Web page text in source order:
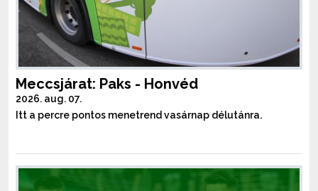
Meccsjárat: Paks - Honvéd
2026. aug. 07.
Itt a percre pontos menetrend vasárnap délutánra.